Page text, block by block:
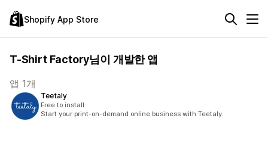
Shopify App Store
T-Shirt Factory님이 개발한 앱
앱 1개
Teetaly
Free to install
Start your print-on-demand online business with Teetaly.